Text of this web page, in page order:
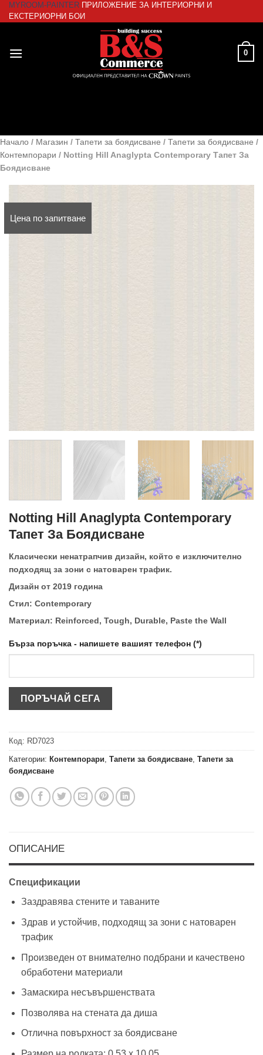
Skip
to
MYROOM-PAINTER ПРИЛОЖЕНИЕ ЗА ИНТЕРИОРНИ И
ЕКСТЕРИОРНИ БОИ
0
Начало / Магазин / Тапети за боядисване / Тапети за боядисване /
Контемпорари / Notting Hill Anaglypta Contemporary Тапет За
Боядисване
Цена по запитване
Notting Hill Anaglypta Contemporary
Тапет За Боядисване
Класически ненатрапчив дизайн, който е изключително
подходящ за зони с натоварен трафик.
Дизайн от 2019 година
Стил: Contemporary
Материал: Reinforced, Tough, Durable, Paste the Wall
Бърза поръчка - напишете вашият телефон (*)
Код: RD7023
Категории: Контемпорари Тапети за боядисване Тапети за
боядисване
ОПИСАНИЕ
Спецификации
Заздравява стените и таваните
Здрав и устойчив, подходящ за зони с натоварен
трафик
Произведен от внимателно подбрани и качествено
обработени материали
Замаскира несъвършенствата
Позволява на стената да диша
Отлична повърхност за боядисване